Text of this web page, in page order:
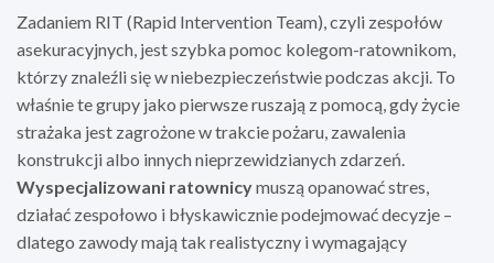
Zadaniem RIT (Rapid Intervention Team), czyli zespołów
asekuracyjnych, jest szybka pomoc kolegom-ratownikom,
którzy znaleźli się w niebezpieczeństwie podczas akcji. To
właśnie te grupy jako pierwsze ruszają z pomocą, gdy życie
strażaka jest zagrożone w trakcie pożaru, zawalenia
konstrukcji albo innych nieprzewidzianych zdarzeń.
Wyspecjalizowani ratownicymuszą opanować stres,
działać zespołowo i błyskawicznie podejmować decyzje –
dlatego zawody mają tak realistyczny i wymagający